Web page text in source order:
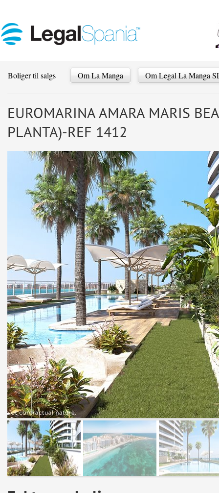
Boliger til salgs Om La Manga Om Legal La Manga
EUROMARINA AMARA MARIS
PLANTA)-REF 1412